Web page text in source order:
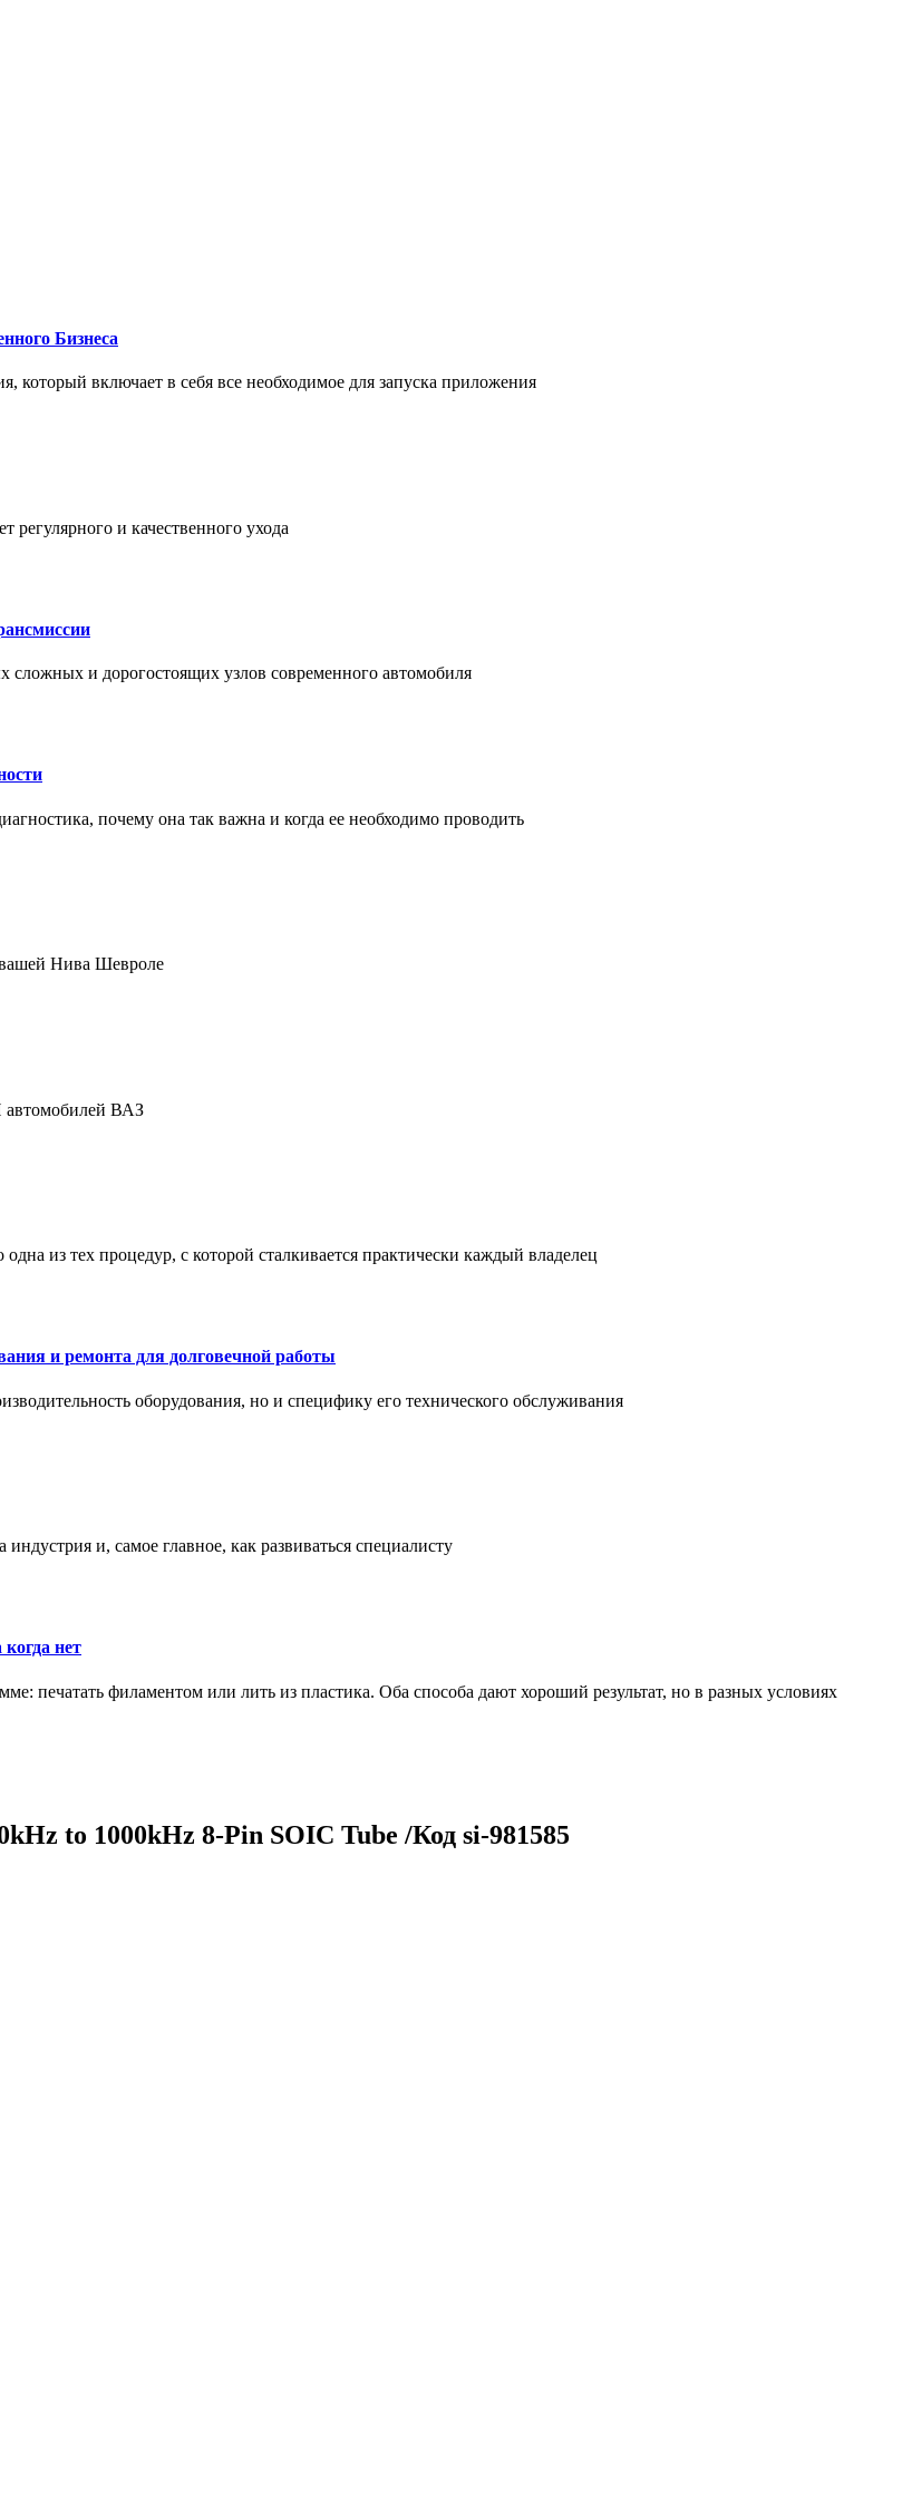
Бизнеса
включает в себя все необходимое для запуска приложения
регулярного и качественного ухода
и дорогостоящих узлов современного автомобиля
почему она так важна и когда ее необходимо проводить
вашей Нива Шевроле
автомобилей ВАЗ
из тех процедур, с которой сталкивается практически каждый владелец
и ремонта для долговечной работы
оборудования, но и специфику его технического обслуживания
и, самое главное, как развиваться специалисту
нет
печатать филаментом или лить из пластика. Оба способа дают хороший результат, но в разных условиях
to 1000kHz 8-Pin SOIC Tube /Код si-981585